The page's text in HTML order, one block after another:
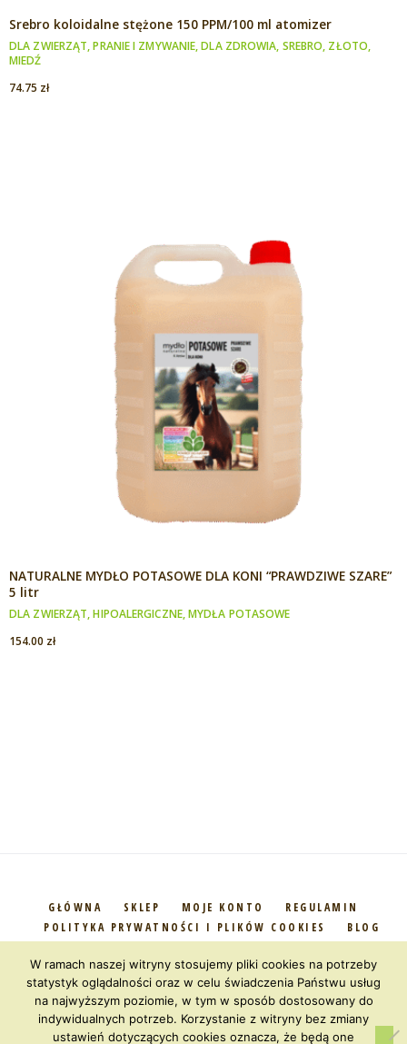
Srebro koloidalne stężone 150 PPM/100 ml atomizer
DLA ZWIERZĄT,PRANIE I ZMYWANIE,DLA ZDROWIA, SREBRO, ZŁOTO,
MIEDŹ
74.75 zł
NATURALNE MYDŁO POTASOWE DLA KONI “PRAWDZIWE SZARE”
5 litr
DLA ZWIERZĄT,HIPOALERGICZNE,MYDŁA POTASOWE
154.00 zł
GŁÓWNA SKLEP MOJE KONTO
REGULAMIN
POLITYKA PRYWATNOŚCI I PLIKÓW COOKIES
BLOG
Ta strona używa cookie i innych technologii |Polityka Prywatności|
P.P.H.U. Trans-Hurt Robert Kucharski © 2025. Wszelkie prawa zastrzeżone
W ramach naszej witryny stosujemy pliki cookies na potrzeby
statystyk oglądalności oraz w celu świadczenia Państwu usług
na najwyższym poziomie, w tym w sposób dostosowany do
indywidualnych potrzeb. Korzystanie z witryny bez zmiany
ustawień dotyczących cookies oznacza, że będą one